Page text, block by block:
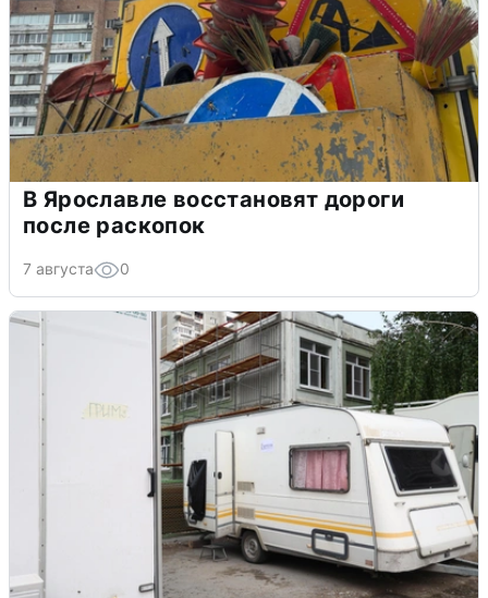
В Ярославле восстановят дороги
после раскопок
7 августа 0